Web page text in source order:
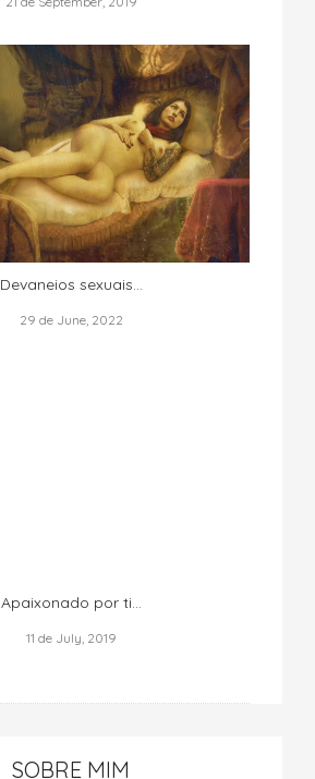
Devaneios sexuais...
29 de June, 2022
Apaixonado por ti...
11 de July, 2019
SOBRE MIM